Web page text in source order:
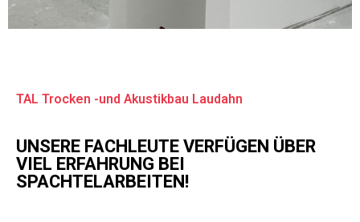
TAL Trocken -und Akustikbau Laudahn
UNSERE FACHLEUTE VERFÜGEN ÜBER
VIEL ERFAHRUNG BEI
SPACHTELARBEITEN!